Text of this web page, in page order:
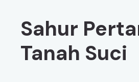
Sahur
Tanah Suci